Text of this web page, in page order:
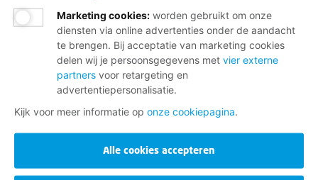
Marketing cookies: worden gebruikt om onze
diensten via online advertenties onder de aandacht
te brengen. Bij acceptatie van marketing cookies
delen wij je persoonsgegevens met vier externe
partners voor retargeting en
advertentiepersonalisatie.
Kijk voor meer informatie op onze cookiepagina.
Alle cookies accepteren